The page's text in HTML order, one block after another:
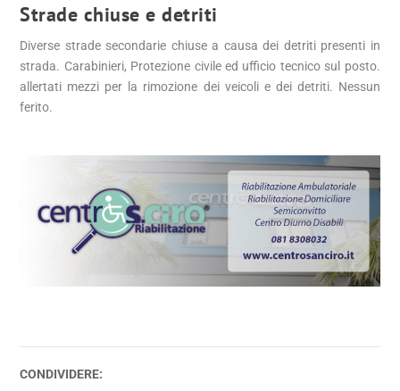
Strade chiuse e detriti
Diverse strade secondarie chiuse a causa dei detriti presenti in
strada. Carabinieri, Protezione civile ed ufficio tecnico sul posto.
allertati mezzi per la rimozione dei veicoli e dei detriti. Nessun
ferito.
CONDIVIDERE: